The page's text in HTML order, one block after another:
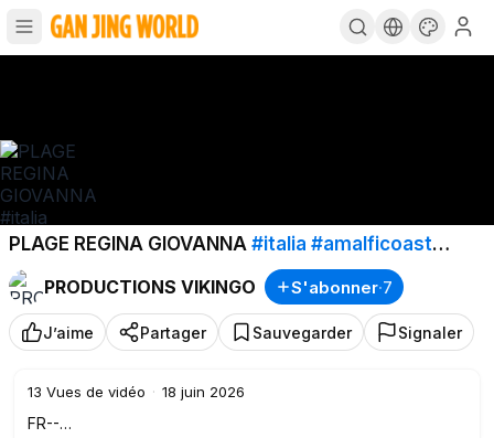
PLAGE REGINA GIOVANNA #italia #amalficoast
#naplesitaly
PRODUCTIONS VIKINGO
S'abonner·7
J’aime Partager Sauvegarder Signaler
13 Vues de vidéo · 18 juin 2026
FR--